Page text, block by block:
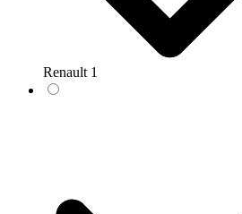
Renault 1